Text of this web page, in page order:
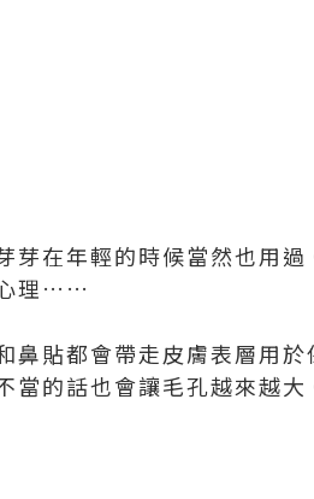
在年輕的時候當然也用過
心理……
貼都會帶走皮膚表層用
的話也會讓毛孔越來越大